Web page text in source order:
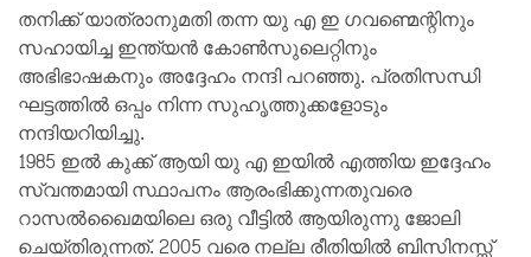
തനിക്ക് യാത്രാനുമതി തന്ന യു എ ഇ ഗവണ്മെന്റിനും
സഹായിച്ച ഇന്ത്യൻ കോൺസുലെറ്റിനും
അഭിഭാഷകനും അദ്ദേഹം നന്ദി പറഞ്ഞു. പ്രതിസന്ധി
ഘട്ടത്തിൽ ഒപ്പം നിന്ന സുഹൃത്തുക്കളോടും
നന്ദിയറിയിച്ചു.
1985 ഇൽ കുക്ക് ആയി യു എ ഇയിൽ എത്തിയ ഇദ്ദേഹം
സ്വന്തമായി സ്ഥാപനം ആരംഭിക്കുന്നതുവരെ
റാസൽഖൈമയിലെ ഒരു വീട്ടിൽ ആയിരുന്നു ജോലി
ചെയ്തിരുന്നത്. 2005 വരെ നല്ല രീതിയിൽ ബിസിനസ്സ്